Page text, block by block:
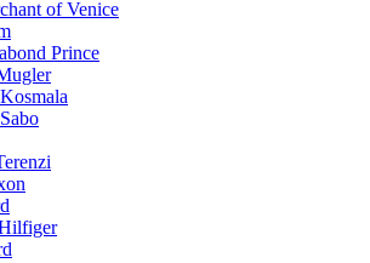
of Venice
Prince